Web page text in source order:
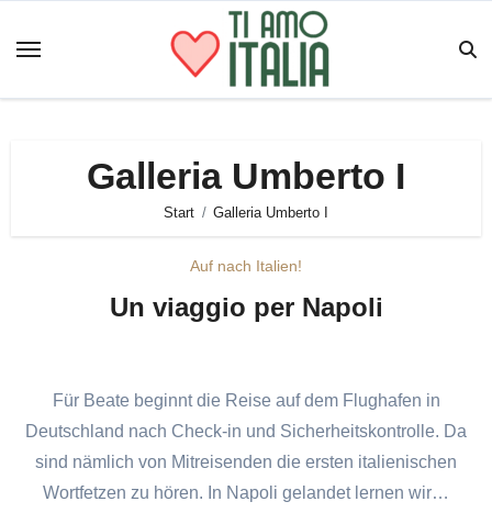
Inhalt
Galleria Umberto I
Start Galleria Umberto I
Auf nach Italien!
Un viaggio per Napoli
Für Beate beginnt die Reise auf dem Flughafen in
Deutschland nach Check-in und Sicherheitskontrolle. Da
sind nämlich von Mitreisenden die ersten italienischen
Wortfetzen zu hören. In Napoli gelandet lernen wir…